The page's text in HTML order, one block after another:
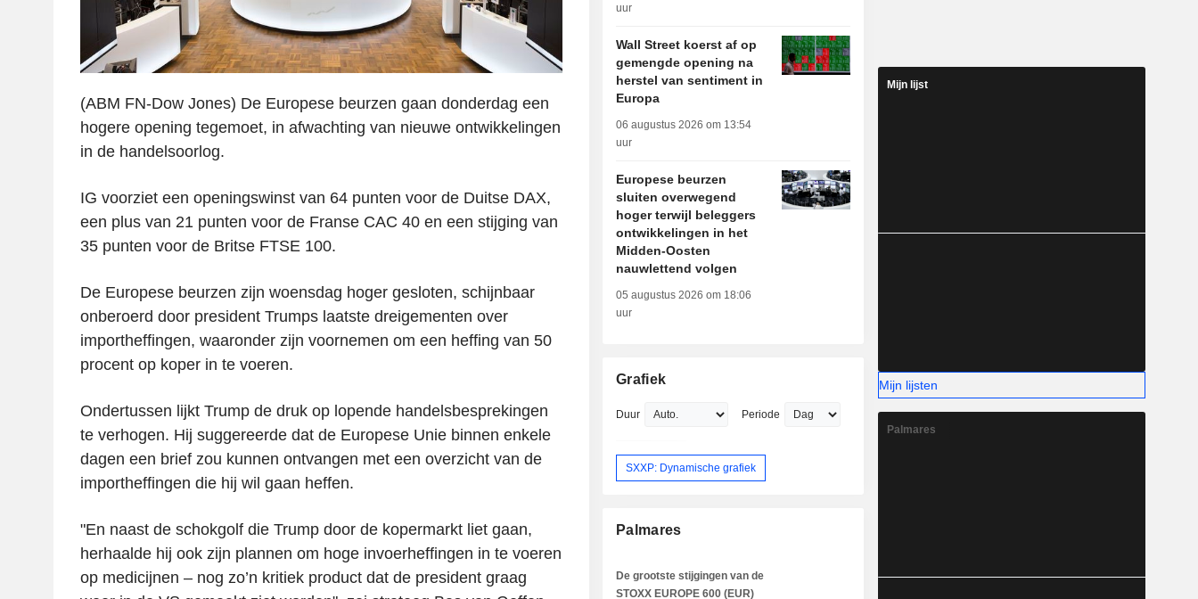
(ABM FN-Dow Jones) De Europese beurzen gaan donderdag een
hogere opening tegemoet, in afwachting van nieuwe ontwikkelingen
in de handelsoorlog.
IG voorziet een openingswinst van 64 punten voor de Duitse DAX,
een plus van 21 punten voor de Franse CAC 40 en een stijging van
35 punten voor de Britse FTSE 100.
De Europese beurzen zijn woensdag hoger gesloten, schijnbaar
onberoerd door president Trumps laatste dreigementen over
importheffingen, waaronder zijn voornemen om een heffing van 50
procent op koper in te voeren.
Ondertussen lijkt Trump de druk op lopende handelsbesprekingen
te verhogen. Hij suggereerde dat de Europese Unie binnen enkele
dagen een brief zou kunnen ontvangen met een overzicht van de
importheffingen die hij wil gaan heffen.
"En naast de schokgolf die Trump door de kopermarkt liet gaan,
herhaalde hij ook zijn plannen om hoge invoerheffingen in te voeren
op medicijnen – nog zo’n kritiek product dat de president graag
uur
Wall Street koerst af op
gemengde opening na
herstel van sentiment in
Europa
06 augustus 2026 om 13:54
uur
Europese beurzen
sluiten overwegend
hoger terwijl beleggers
ontwikkelingen in het
Midden-Oosten
nauwlettend volgen
05 augustus 2026 om 18:06
uur
Grafiek
Duur Periode
SXXP: Dynamische grafiek
Palmares
De grootste stijgingen van de
STOXX EUROPE 600 (EUR)
Mijn lijst
Mijn lijsten
Palmares